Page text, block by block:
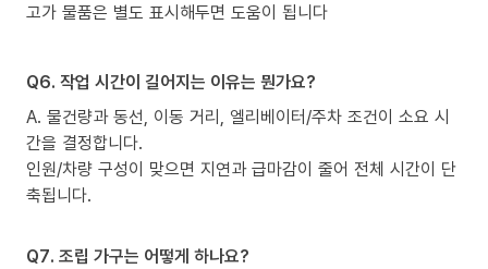
고가 물품은 별도 표시해두면 도움이 됩니다
Q6. 작업 시간이 길어지는 이유는 뭔가요?
A. 물건량과 동선, 이동 거리, 엘리베이터/주차 조건이 소요 시
간을 결정합니다.
인원/차량 구성이 맞으면 지연과 급마감이 줄어 전체 시간이 단
축됩니다.
Q7. 조립 가구는 어떻게 하나요?